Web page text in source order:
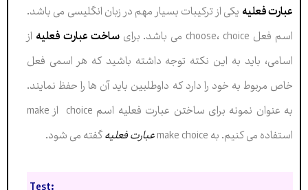
عبارت فعلیهیکی از ترکیبات بسیار مهم در زبان انگلیسی می باشد.
اسم فعل choose، choice می باشد. برای
ساخت عبارت فعلیه از
اسامی، باید به این نکته توجه داشته باشید که هر اسمی فعل
خاص مربوط به خود را دارد که داوطلبین باید آن ها را حفظ نمایند.
به عنوان نمونه برای ساختن عبارت فعلیه اسم choice از make
استفاده می کنیم. به make choice
عبارت فعلیهگفته می شود.